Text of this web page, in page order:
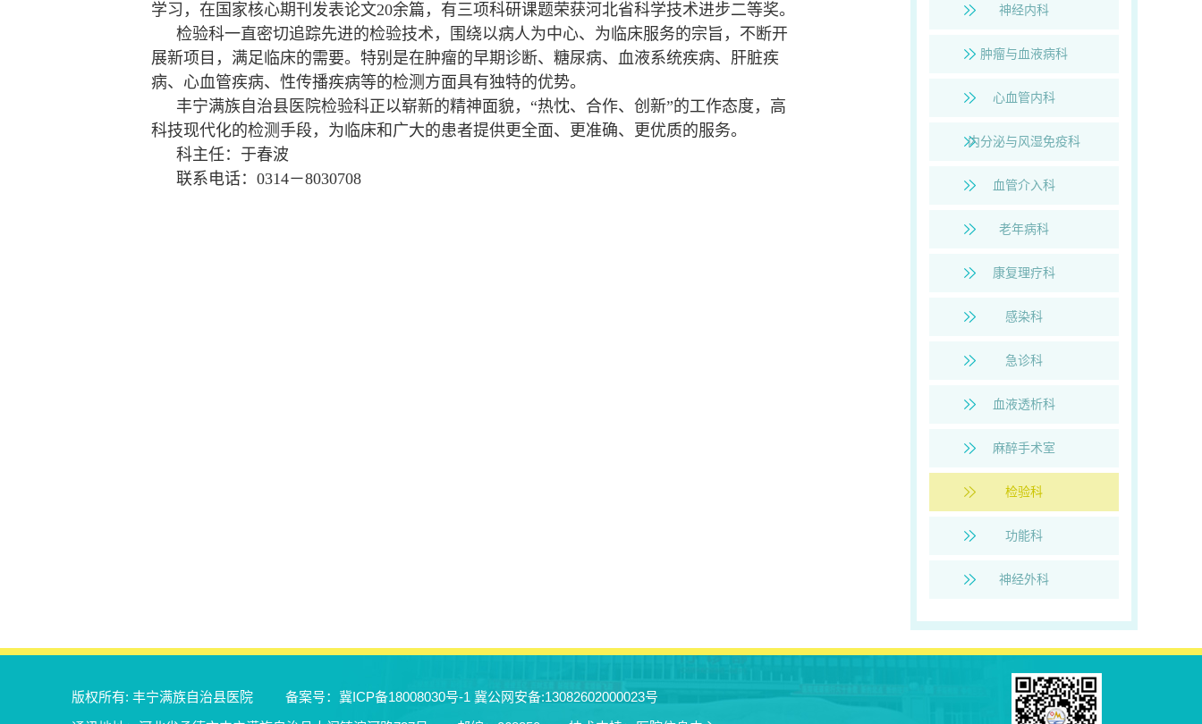
学习，在国家核心期刊发表论文20余篇，有三项科研课题荣获河北省科学技术进步二等奖。
检验科一直密切追踪先进的检验技术，围绕以病人为中心、为临床服务的宗旨，不断开
展新项目，满足临床的需要。特别是在肿瘤的早期诊断、糖尿病、血液系统疾病、肝脏疾
病、心血管疾病、性传播疾病等的检测方面具有独特的优势。
丰宁满族自治县医院检验科正以崭新的精神面貌，“热忱、合作、创新”的工作态度，高
科技现代化的检测手段，为临床和广大的患者提供更全面、更准确、更优质的服务。
科主任：于春波
联系电话：0314－8030708
神经内科
肿瘤与血液病科
心血管内科
内分泌与风湿免疫科
血管介入科
老年病科
康复理疗科
感染科
急诊科
血液透析科
麻醉手术室
检验科
功能科
神经外科
版权所有: 丰宁满族自治县医院 备案号： 冀ICP备18008030号-1 冀公网安备:13082602000023号